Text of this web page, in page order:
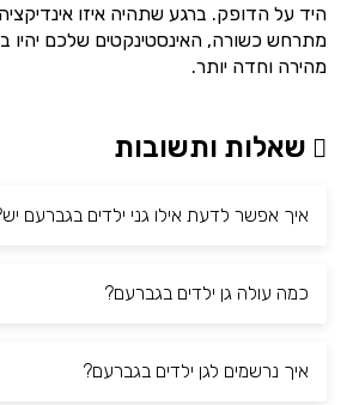
היד על הדופק. ברגע שתהיה איזו
מתרחש כשורה, האינסטינקטים שלכם יהיו
מהירה וחדה יותר.
שאלות ותשובות
איך אפשר לדעת אילו גני ילדים בגברעם
כמה עולה גן ילדים בגברעם?
איך נרשמים לגן ילדים בגברעם?